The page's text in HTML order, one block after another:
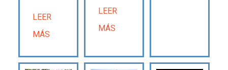
LEER
MÁS
LEER
MÁS